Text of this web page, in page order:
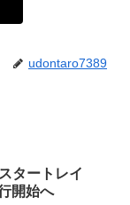
udontaro7389
タートレイ
開始へ